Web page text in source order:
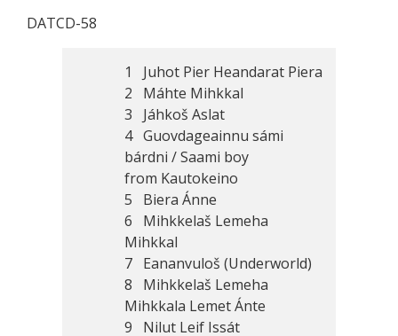
DATCD-58
1 Juhot Pier Heandarat Piera
2 Máhte Mihkkal
3 Jáhkoš Aslat
4 Guovdageainnu sámi
bárdni / Saami boy
from Kautokeino
5 Biera Ánne
6 Mihkkelaš Lemeha
Mihkkal
7 Eananvuloš (Underworld)
8 Mihkkelaš Lemeha
Mihkkala Lemet Ánte
9 Nilut Leif Issát